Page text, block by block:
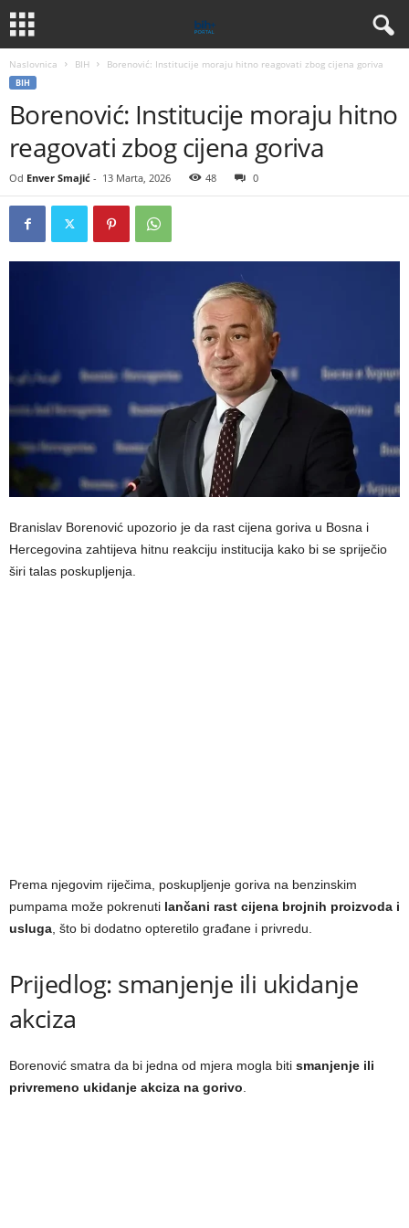
Naslovnica BIH Borenović: Institucije moraju hitno reagovati zbog cijena goriva
BIH
Borenović: Institucije moraju hitno
reagovati zbog cijena goriva
Od Enver Smajić - 13 Marta, 2026 48 0
Branislav Borenović upozorio je da rast cijena goriva u Bosna i
Hercegovina zahtijeva hitnu reakciju institucija kako bi se spriječio
širi talas poskupljenja.
Prema njegovim riječima, poskupljenje goriva na benzinskim
pumpama može pokrenuti lančani rast cijena brojnih proizvoda i
usluga , što bi dodatno opteretilo građane i privredu.
Prijedlog: smanjenje ili ukidanje
akciza
Borenović smatra da bi jedna od mjera mogla biti smanjenje ili
privremeno ukidanje akciza na gorivo